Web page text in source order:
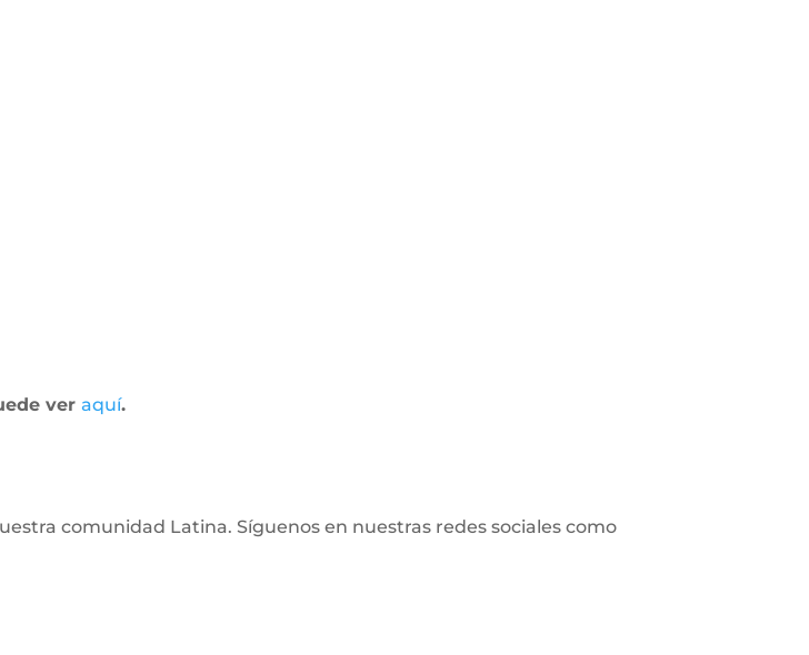
veraquí.
comunidad Latina. Síguenos en nuestras redes sociales como